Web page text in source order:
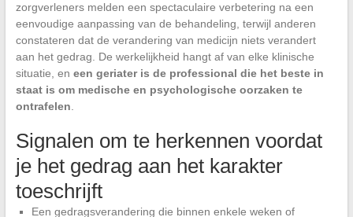
zorgverleners melden een spectaculaire verbetering na een
eenvoudige aanpassing van de behandeling, terwijl anderen
constateren dat de verandering van medicijn niets verandert
aan het gedrag. De werkelijkheid hangt af van elke klinische
situatie, en een geriater is de professional die het beste in
staat is om medische en psychologische oorzaken te
ontrafelen.
Signalen om te herkennen voordat
je het gedrag aan het karakter
toeschrijft
Een gedragsverandering die binnen enkele weken of